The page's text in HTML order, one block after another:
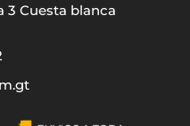
3 Cuesta blanca